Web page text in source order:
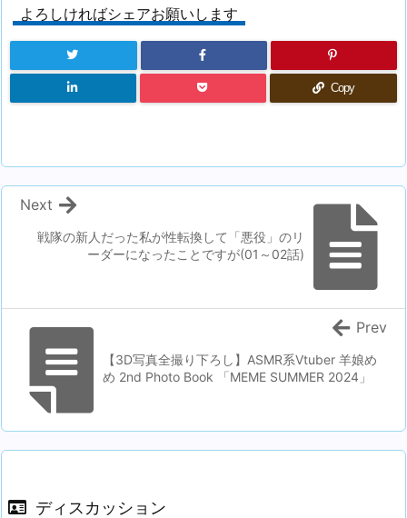
よろしければシェアお願いします
Copy
戦隊の新人だった私が性転換して「悪役」のリ
ーダーになったことですが(01～02話)
Next
【3D写真全撮り下ろし】ASMR系Vtuber 羊娘め
め 2nd Photo Book 「MEME SUMMER 2024」
Prev
ディスカッション